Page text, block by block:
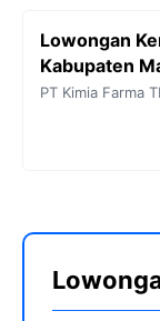
Lowongan
Kabupaten
PT Kimia Farma